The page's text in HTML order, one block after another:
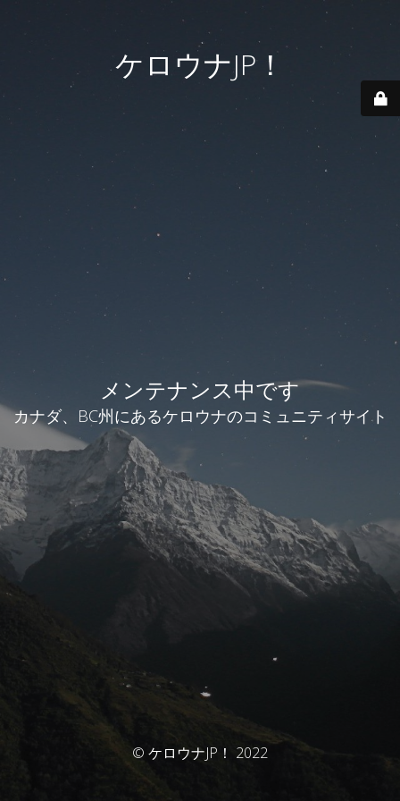
ケロウナJP！
メンテナンス中です
カナダ、BC州にあるケロウナのコミュニティサイト
© ケロウナJP！ 2022